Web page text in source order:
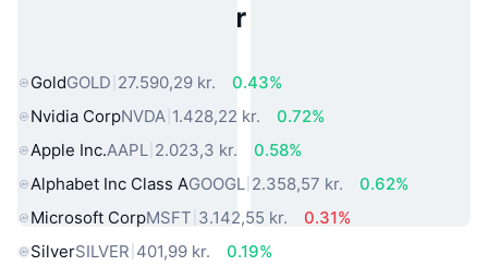
Populære aktiver fra den virkelige
GoldGOLD 27.590,29 kr.
0.43%
Nvidia CorpNVDA 1.428,22 kr.
0.72%
Apple Inc.AAPL 2.023,3 kr.
0.58%
Alphabet Inc Class AGOOGL 2.358,57 kr.
0.62%
Microsoft CorpMSFT 3.142,55 kr.
0.31%
SilverSILVER 401,99 kr.
0.19%